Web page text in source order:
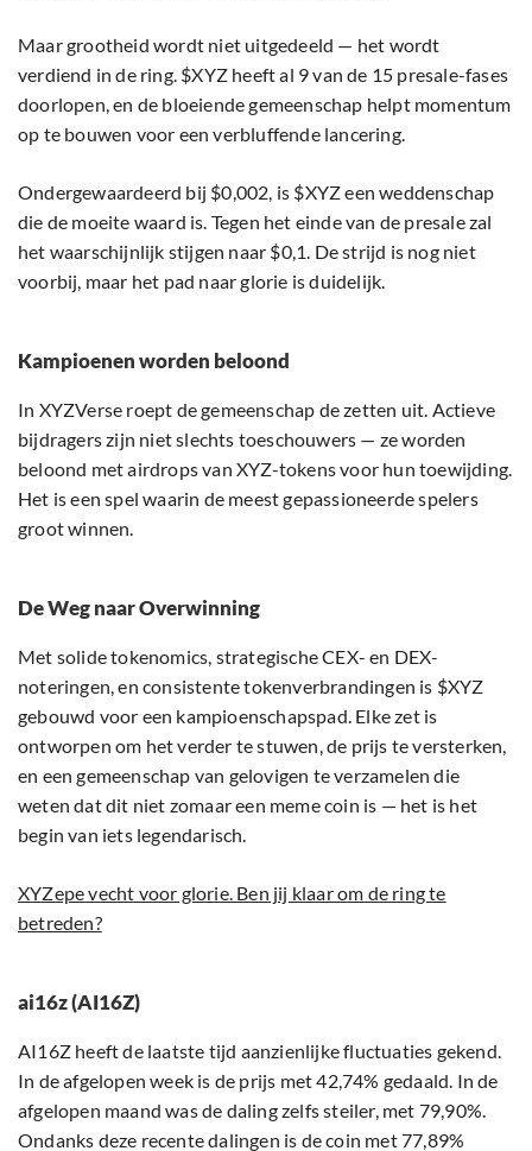
Maar grootheid wordt niet uitgedeeld — het wordt
verdiend in de ring. $XYZ heeft al 9 van de 15 presale-fases
doorlopen, en de bloeiende gemeenschap helpt momentum
op te bouwen voor een verbluffende lancering.
Ondergewaardeerd bij $0,002, is $XYZ een weddenschap
die de moeite waard is. Tegen het einde van de presale zal
het waarschijnlijk stijgen naar $0,1. De strijd is nog niet
voorbij, maar het pad naar glorie is duidelijk.
Kampioenen worden beloond
In XYZVerse roept de gemeenschap de zetten uit. Actieve
bijdragers zijn niet slechts toeschouwers — ze worden
beloond met airdrops van XYZ-tokens voor hun toewijding.
Het is een spel waarin de meest gepassioneerde spelers
groot winnen.
De Weg naar Overwinning
Met solide tokenomics, strategische CEX- en DEX-
noteringen, en consistente tokenverbrandingen is $XYZ
gebouwd voor een kampioenschapspad. Elke zet is
ontworpen om het verder te stuwen, de prijs te versterken,
en een gemeenschap van gelovigen te verzamelen die
weten dat dit niet zomaar een meme coin is — het is het
begin van iets legendarisch.
XYZepe vecht voor glorie. Ben jij klaar om de ring te
betreden?
ai16z (AI16Z)
AI16Z heeft de laatste tijd aanzienlijke fluctuaties gekend.
In de afgelopen week is de prijs met 42,74% gedaald. In de
afgelopen maand was de daling zelfs steiler, met 79,90%.
Ondanks deze recente dalingen is de coin met 77,89%